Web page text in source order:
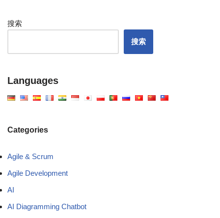
搜索
搜索
Languages
Categories
Agile & Scrum
Agile Development
AI
AI Diagramming Chatbot